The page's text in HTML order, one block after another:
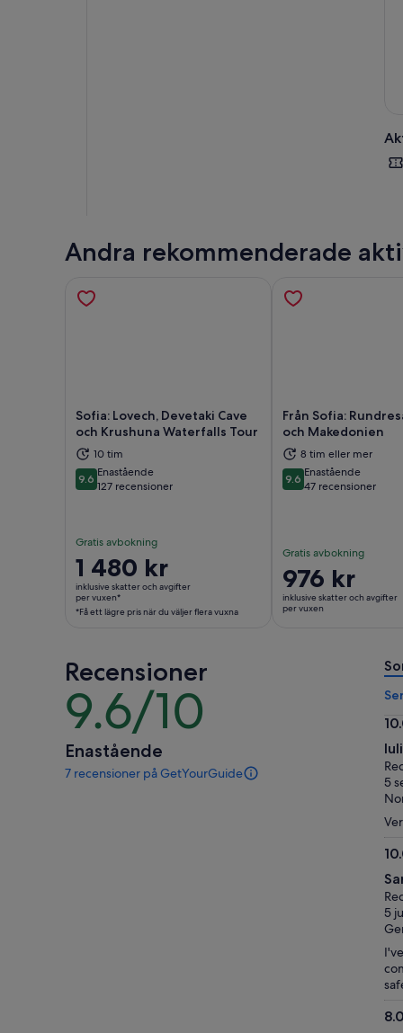
Andra rekommenderade
Sofia: Lovech, Devetaki Cave
och Krushuna Waterfalls Tour
10 tim
9.69.6 av 10
Enastående
127 recensioner
Gratis avbokning
Priset
är
1 480 kr
per
ett
lägre
pris
när
du
väljer
1 480 kr
inklusive skatter och avgifter
per vuxen*
*Få ett lägre pris när du väljer flera vuxna
Från Sofia:
och Makedonien
8 tim eller mer
9.69.6 av 10
Enastående
47 recensioner
Gratis avbokning
Priset
är
976 kr
976 kr
inklusive skatter och avgifter
per vuxen
Recensioner
9.6/10
9.6
av
10
Enastående
7 recensioner på GetYourGuide
7
av
10
5
av
10
5